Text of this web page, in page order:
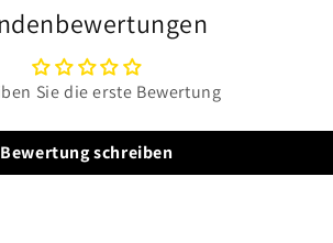
Sie die erste Bewertung
Bewertung schreiben